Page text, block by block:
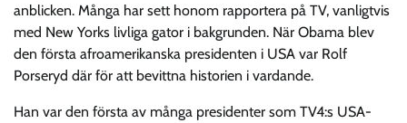
anblicken. Många har sett honom rapportera på TV, vanligtvis
med New Yorks livliga gator i bakgrunden. När Obama blev
den första afroamerikanska presidenten i USA var Rolf
Porseryd där för att bevittna historien i vardande.
Han var den första av många presidenter som TV4:s USA-